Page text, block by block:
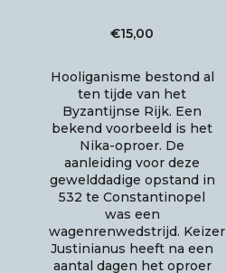
€15,00
Hooliganisme bestond al
ten tijde van het
Byzantijnse Rijk. Een
bekend voorbeeld is het
Nika-oproer. De
aanleiding voor deze
gewelddadige opstand in
532 te Constantinopel
was een
wagenrenwedstrijd. Keizer
Justinianus heeft na een
aantal dagen het oproer